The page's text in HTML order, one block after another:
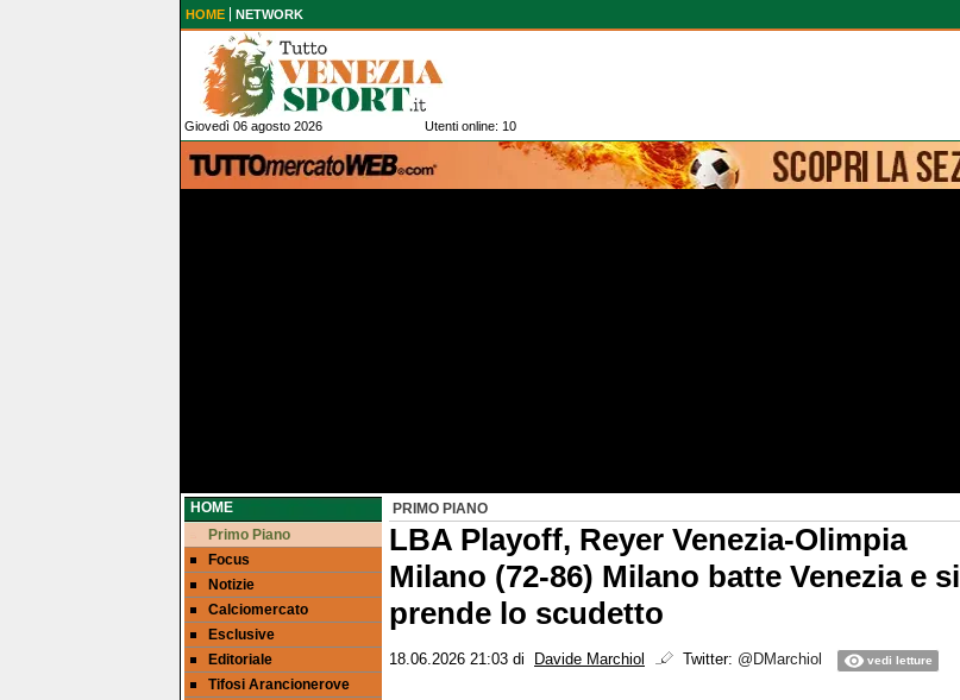
HOME NETWORK
Giovedì 06 agosto 2026 Utenti online: 10
HOME
Primo Piano
Focus
Notizie
Calciomercato
Esclusive
Editoriale
Tifosi Arancionerove
PRIMO PIANO
LBA Playoff, Reyer Venezia-Olimpia
Milano (72-86) Milano batte Venezia e si
prende lo scudetto
18.06.2026 21:03 di Davide Marchiol Twitter: @DMarchiol vedi letture